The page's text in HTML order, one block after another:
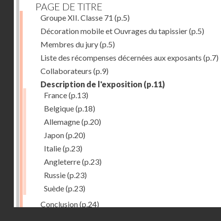
PAGE DE TITRE
Groupe XII. Classe 71 (p.5)
Décoration mobile et Ouvrages du tapissier(p.5)
Membres du jury(p.5)
Liste des récompenses décernées aux exposants (p.7)
Collaborateurs (p.9)
Description de l'exposition (p.11)
France(p.13)
Belgique(p.18)
Allemagne(p.20)
Japon(p.20)
Italie(p.23)
Angleterre(p.23)
Russie(p.23)
Suède(p.23)
Conclusion(p.24)